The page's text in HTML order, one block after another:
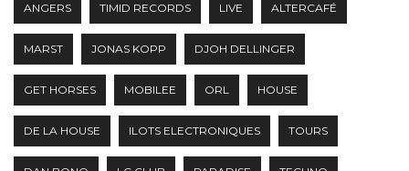
ANGERS TIMID RECORDS LIVE ALTERCAFÉ
MARST JONAS KOPP DJOH DELLINGER
GET HORSES MOBILEE ORL HOUSE
DE LA HOUSE ILOTS ELECTRONIQUES TOURS